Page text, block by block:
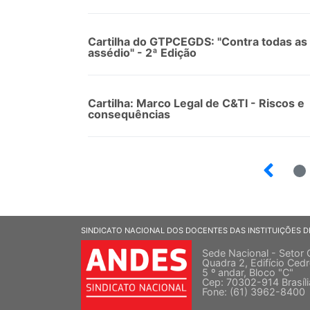
Cartilha do GTPCEGDS: "Contra todas
assédio" - 2ª Edição
Cartilha: Marco Legal de C&TI - Riscos e
consequências
SINDICATO NACIONAL DOS DOCENTES DAS INSTITUIÇÕES
Sede Nacional - Setor
Quadra 2, Edifício
5 º andar, Bloco "C"
Cep: 70302-914
Fone: (61) 3962-8400